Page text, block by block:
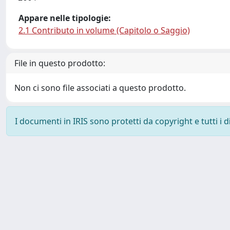
Appare nelle tipologie:
2.1 Contributo in volume (Capitolo o Saggio)
File in questo prodotto:
Non ci sono file associati a questo prodotto.
I documenti in IRIS sono protetti da copyright e tutti i